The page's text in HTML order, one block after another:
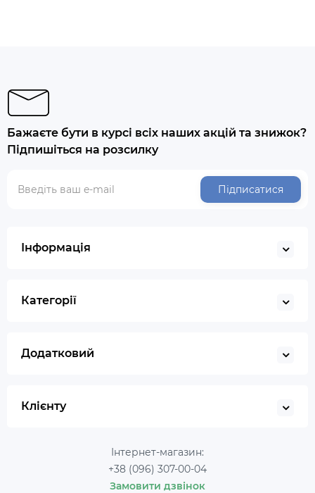
Бажаєте бути в курсі всіх наших акцій та знижок?
Підпишіться на розсилку
Підписатися
Інформація
Категорії
Додатковий
Клієнту
Інтернет-магазин:
+38 (096) 307-00-04
Замовити дзвінок